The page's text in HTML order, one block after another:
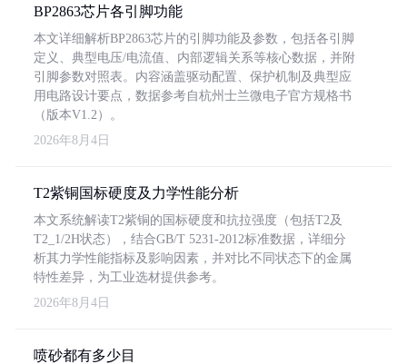
BP2863芯片各引脚功能
本文详细解析BP2863芯片的引脚功能及参数，包括各引脚
定义、典型电压/电流值、内部逻辑关系等核心数据，并附
引脚参数对照表。内容涵盖驱动配置、保护机制及典型应
用电路设计要点，数据参考自杭州士兰微电子官方规格书
（版本V1.2）。
2026年8月4日
T2紫铜国标硬度及力学性能分析
本文系统解读T2紫铜的国标硬度和抗拉强度（包括T2及
T2_1/2H状态），结合GB/T 5231-2012标准数据，详细分
析其力学性能指标及影响因素，并对比不同状态下的金属
特性差异，为工业选材提供参考。
2026年8月4日
喷砂都有多少目